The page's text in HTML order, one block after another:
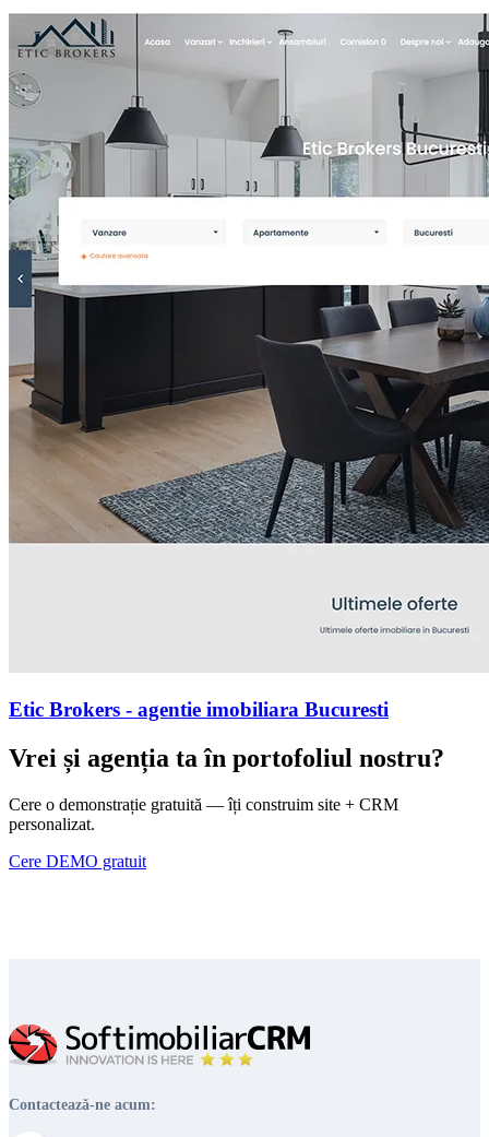
Etic Brokers - agentie imobiliara Bucuresti
Vrei și agenția ta în portofoliul nostru?
Cere o demonstrație gratuită — îți construim site + CRM
personalizat.
Cere DEMO gratuit
Contactează-ne acum: